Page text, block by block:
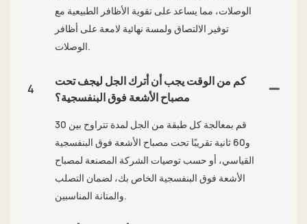
الوصلات، مما يساعد على تقوية الأظافر الطبيعية مع
توفير الالتصاق ولمسة نهائية لامعة على أظافر
الوصلات.
4
كم من الوقت يجب أن أترك الجل ليجف تحت
مصباح الأشعة فوق البنفسجية؟
قم بمعالجة كل طبقة من الجل لمدة تتراوح بين 30
و60 ثانية تقريبًا تحت مصباح الأشعة فوق البنفسجية
القياسي، أو حسب توصيات الشركة المصنعة لمصباح
الأشعة فوق البنفسجية الخاص بك، لضمان التصلب
والمتانة المناسبين.